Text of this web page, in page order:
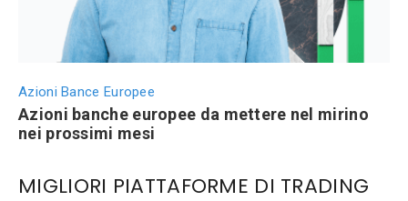
Azioni Bance Europee
Azioni banche europee da mettere nel mirino
nei prossimi mesi
MIGLIORI PIATTAFORME DI TRADING